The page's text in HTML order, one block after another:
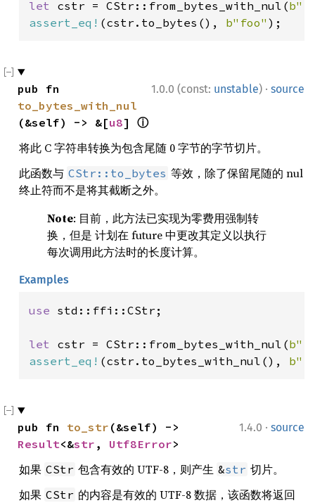
let cstr = CStr::from_bytes_with_nul(
assert_eq! (cstr.to_bytes(), b"foo" );
1.0.0 (const: unstable) · source
to_bytes_with_nul
(&self) -> &[u8] ⓘ
将此 C 字符串转换为包含尾随 0 字节的字节切片。
此函数与 CStr::to_bytes 等效，除了保留尾随的 nul
终止符而不是将其截断之外。
Note: 目前，此方法已实现为零费用强制转
换，但是 计划在 future 中更改其定义以执行
每次调用此方法时的长度计算。
Examples
use std::ffi::CStr;
let cstr = CStr::from_bytes_with_nul(
assert_eq! (cstr.to_bytes_with_nul(),
1.4.0 · source
pub fn to_str
Result<&str , Utf8Error>
如果 CStr 包含有效的 UTF-8，则产生 &str 切片。
如果 CStr 的内容是有效的 UTF-8 数据，该函数将返回